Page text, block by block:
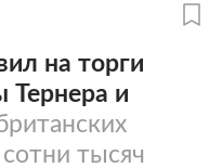
на торги
Тернера и
тысяч